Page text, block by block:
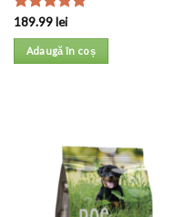
Evaluat la
5.00din 5
189.99lei
Adaugă în coș